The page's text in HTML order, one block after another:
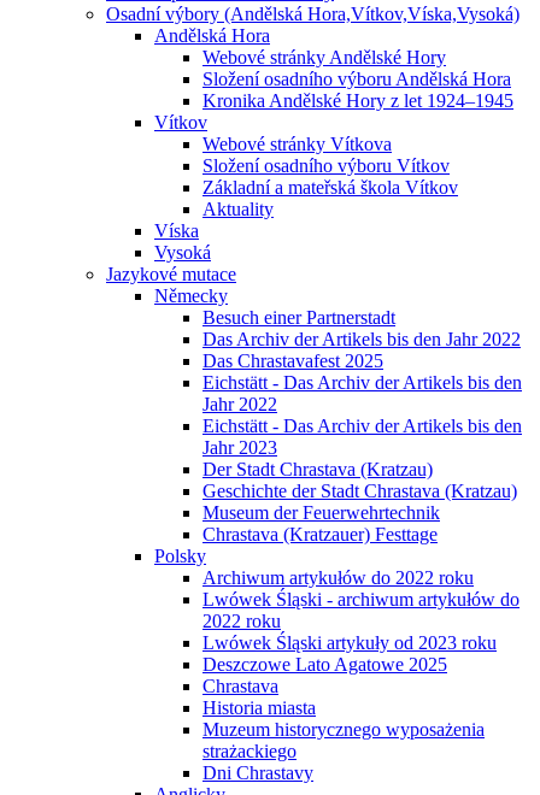
Osadní výbory (Andělská Hora,Vítkov,Víska,Vysoká)
Andělská Hora
Webové stránky Andělské Hory
Složení osadního výboru Andělská Hora
Kronika Andělské Hory z let 1924–1945
Vítkov
Webové stránky Vítkova
Složení osadního výboru Vítkov
Základní a mateřská škola Vítkov
Aktuality
Víska
Vysoká
Jazykové mutace
Německy
Besuch einer Partnerstadt
Das Archiv der Artikels bis den Jahr 2022
Das Chrastavafest 2025
Eichstätt - Das Archiv der Artikels bis den
Jahr 2022
Eichstätt - Das Archiv der Artikels bis den
Jahr 2023
Der Stadt Chrastava (Kratzau)
Geschichte der Stadt Chrastava (Kratzau)
Museum der Feuerwehrtechnik
Chrastava (Kratzauer) Festtage
Polsky
Archiwum artykułów do 2022 roku
Lwówek Śląski - archiwum artykułów do
2022 roku
Lwówek Śląski artykuły od 2023 roku
Deszczowe Lato Agatowe 2025
Chrastava
Historia miasta
Muzeum historycznego wyposażenia
strażackiego
Dni Chrastavy